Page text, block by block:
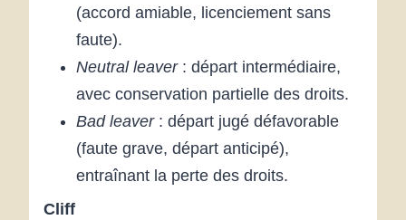
(accord amiable, licenciement sans
faute).
Neutral leaver: départ intermédiaire,
avec conservation partielle des droits.
Bad leaver: départ jugé défavorable
(faute grave, départ anticipé),
entraînant la perte des droits.
Cliff